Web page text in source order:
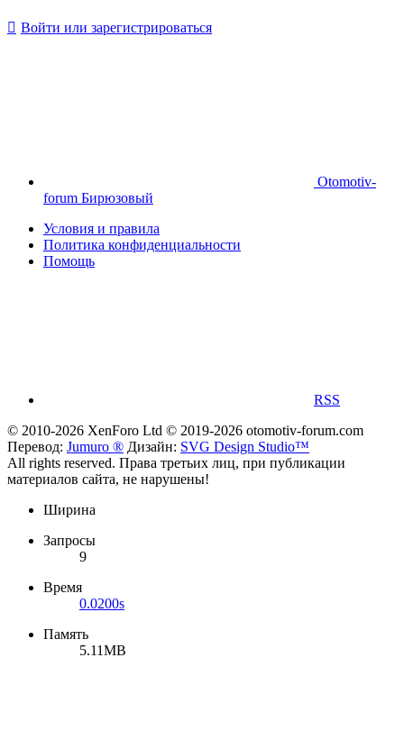
Войти или зарегистрироваться
Otomotiv-
forum Бирюзовый
Условия и правила
Политика конфиденциальности
Помощь
RSS
© 2010-2026 XenForo Ltd © 2019-2026 otomotiv-forum.com
Перевод: Jumuro ® Дизайн: SVG Design Studio™
All rights reserved. Права третьих лиц, при публикации
материалов сайта, не нарушены!
Ширина
Запросы
9
Время
0.0200s
Память
5.11MB